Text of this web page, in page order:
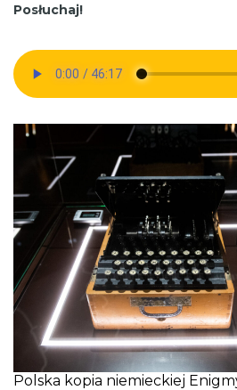
Posłuchaj!
Polska kopia niemieckiej